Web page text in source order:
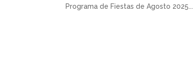
Programa de Fiestas de Agosto 2025...